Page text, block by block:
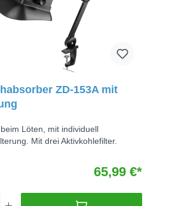
ZD-153A mit
Löten, mit individuell
Mit drei Aktivkohlefilter.
65,99 €*